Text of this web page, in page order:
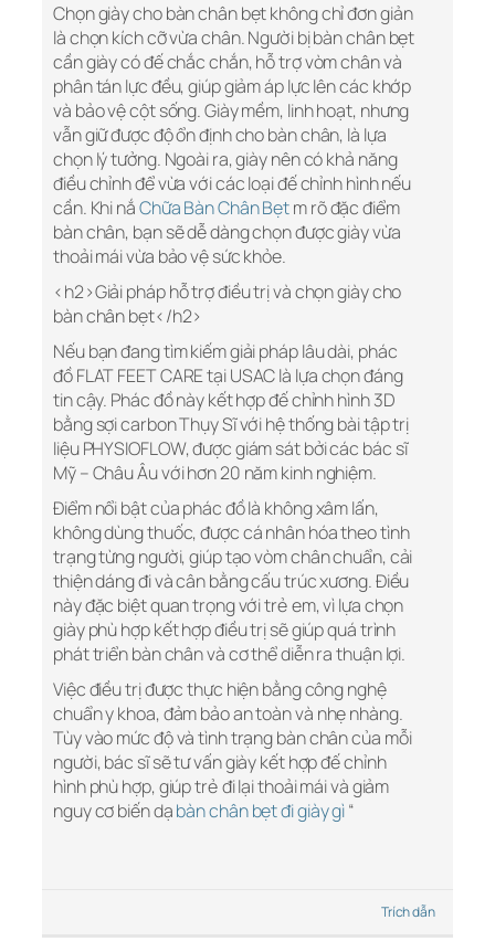
Chọn giày cho bàn chân bẹt không chỉ đơn giản
là chọn kích cỡ vừa chân. Người bị bàn chân bẹt
cần giày có đế chắc chắn, hỗ trợ vòm chân và
phân tán lực đều, giúp giảm áp lực lên các khớp
và bảo vệ cột sống. Giày mềm, linh hoạt, nhưng
vẫn giữ được độ ổn định cho bàn chân, là lựa
chọn lý tưởng. Ngoài ra, giày nên có khả năng
điều chỉnh để vừa với các loại đế chỉnh hình nếu
cần. Khi nắChữa Bàn Chân Bẹtm rõ đặc điểm
bàn chân, bạn sẽ dễ dàng chọn được giày vừa
thoải mái vừa bảo vệ sức khỏe.
<h2>Giải pháp hỗ trợ điều trị và chọn giày cho
bàn chân bẹt</h2>
Nếu bạn đang tìm kiếm giải pháp lâu dài, phác
đồ FLAT FEET CARE tại USAC là lựa chọn đáng
tin cậy. Phác đồ này kết hợp đế chỉnh hình 3D
bằng sợi carbon Thụy Sĩ với hệ thống bài tập trị
liệu PHYSIOFLOW, được giám sát bởi các bác sĩ
Mỹ – Châu Âu với hơn 20 năm kinh nghiệm.
Điểm nổi bật của phác đồ là không xâm lấn,
không dùng thuốc, được cá nhân hóa theo tình
trạng từng người, giúp tạo vòm chân chuẩn, cải
thiện dáng đi và cân bằng cấu trúc xương. Điều
này đặc biệt quan trọng với trẻ em, vì lựa chọn
giày phù hợp kết hợp điều trị sẽ giúp quá trình
phát triển bàn chân và cơ thể diễn ra thuận lợi.
Việc điều trị được thực hiện bằng công nghệ
chuẩn y khoa, đảm bảo an toàn và nhẹ nhàng.
Tùy vào mức độ và tình trạng bàn chân của mỗi
người, bác sĩ sẽ tư vấn giày kết hợp đế chỉnh
hình phù hợp, giúp trẻ đi lại thoải mái và giảm
nguy cơ biến dạbàn chân bẹt đi giày gì“
Trích dẫn